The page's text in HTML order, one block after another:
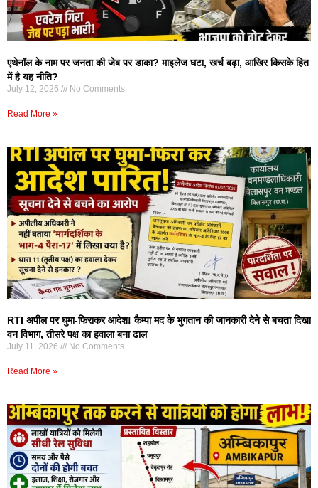
एथेनॉल के नाम पर जनता की जेब पर डाका? माइलेज घटा, खर्च बढ़ा, आखिर किसके हित
में है यह नीति?
July 12, 2026 No Comments
Read More »
RTI अपील पर घुमा-फिराकर आदेश! कैम्पा मद के भुगतान की जानकारी देने से बचता दिखा
वन विभाग, तीसरे पक्ष का हवाला बना ढाल
July 11, 2026 No Comments
Read More »